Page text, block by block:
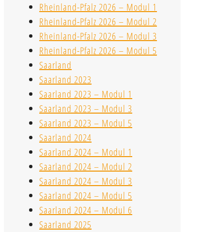
Rheinland-Pfalz 2026 – Modul 1
Rheinland-Pfalz 2026 – Modul 2
Rheinland-Pfalz 2026 – Modul 3
Rheinland-Pfalz 2026 – Modul 5
Saarland
Saarland 2023
Saarland 2023 – Modul 1
Saarland 2023 – Modul 3
Saarland 2023 – Modul 5
Saarland 2024
Saarland 2024 – Modul 1
Saarland 2024 – Modul 2
Saarland 2024 – Modul 3
Saarland 2024 – Modul 5
Saarland 2024 – Modul 6
Saarland 2025